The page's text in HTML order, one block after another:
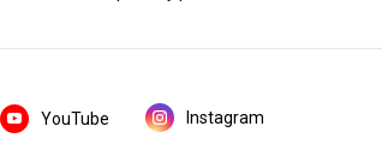
YouTube Instagram